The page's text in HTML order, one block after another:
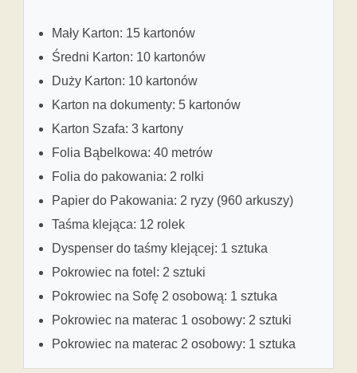
Mały Karton: 15 kartonów
Średni Karton: 10 kartonów
Duży Karton: 10 kartonów
Karton na dokumenty: 5 kartonów
Karton Szafa: 3 kartony
Folia Bąbelkowa: 40 metrów
Folia do pakowania: 2 rolki
Papier do Pakowania: 2 ryzy (960 arkuszy)
Taśma klejąca: 12 rolek
Dyspenser do taśmy klejącej: 1 sztuka
Pokrowiec na fotel: 2 sztuki
Pokrowiec na Sofę 2 osobową: 1 sztuka
Pokrowiec na materac 1 osobowy: 2 sztuki
Pokrowiec na materac 2 osobowy: 1 sztuka